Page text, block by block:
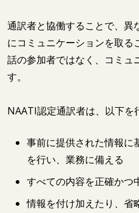
通訳者と協働することで、異
にコミュニケーションを取る
話の参加者ではなく、コミュ
す。
NAATI認定通訳者は、以下を
事前に提供された情報に
を行い、業務に備える
すべての内容を正確かつ
情報を付け加えたり、省